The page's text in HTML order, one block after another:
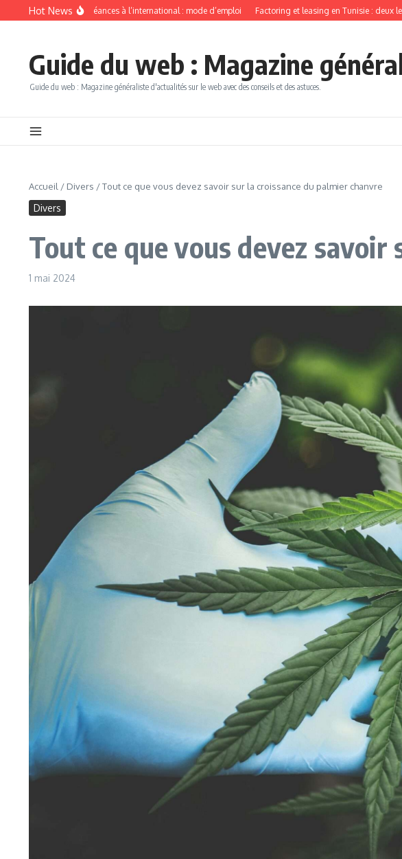
Aller au contenu
Hot Newsde créances à l’international : mode d’emploi Factoring et leasing en Tunisie : deux leviers
Guide du web : Magazine
Guide du web : Magazine généraliste d'actualités sur le web avec des conseils et des astuces.
Accueil / Divers /Tout ce que vous devez savoir sur la croissance du palmier chanvre
Divers
Tout ce que vous devez
1 mai 2024